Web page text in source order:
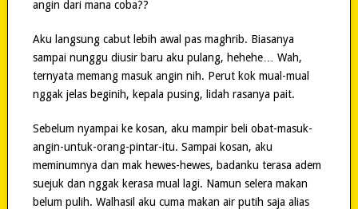
angin dari mana coba??
Aku langsung cabut lebih awal pas maghrib. Biasanya
sampai nunggu diusir baru aku pulang, hehehe… Wah,
ternyata memang masuk angin nih. Perut kok mual-mual
nggak jelas beginih, kepala pusing, lidah rasanya pait.
Sebelum nyampai ke kosan, aku mampir beli obat-masuk-
angin-untuk-orang-pintar-itu. Sampai kosan, aku
meminumnya dan mak hewes-hewes, badanku terasa adem
suejuk dan nggak kerasa mual lagi. Namun selera makan
belum pulih. Walhasil aku cuma makan air putih saja alias